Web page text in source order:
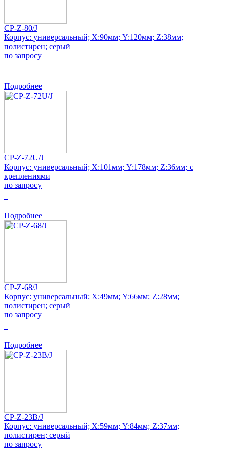
CP-Z-80/J
Корпус: универсальный; Х:90мм; Y:120мм; Z:38мм;
полистирен; серый
по запросу
Подробнее
CP-Z-72U/J
Корпус: универсальный; Х:101мм; Y:178мм; Z:36мм; с
креплениями
по запросу
Подробнее
CP-Z-68/J
Корпус: универсальный; Х:49мм; Y:66мм; Z:28мм;
полистирен; серый
по запросу
Подробнее
CP-Z-23B/J
Корпус: универсальный; Х:59мм; Y:84мм; Z:37мм;
полистирен; серый
по запросу